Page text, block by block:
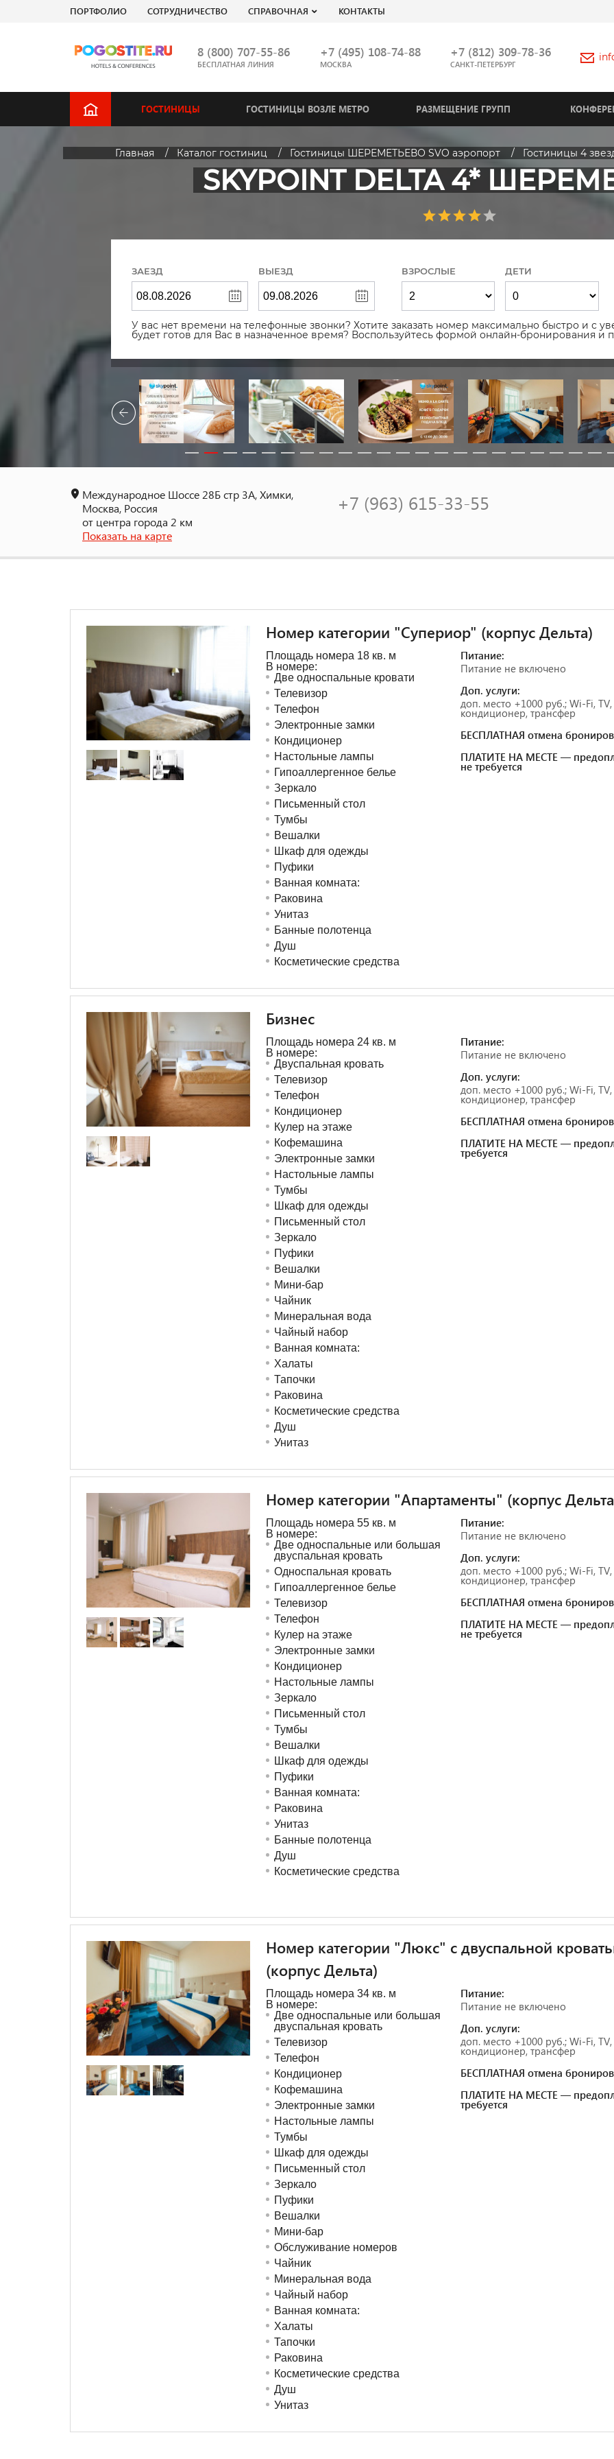
ПОРТФОЛИО СОТРУДНИЧЕСТВО СПРАВОЧНАЯ КОНТАКТЫ
8 (800) 707-55-86
БЕСПЛАТНАЯ ЛИНИЯ
+7 (495) 108-74-88
МОСКВА
+7 (812) 309-78-36
САНКТ-ПЕТЕРБУРГ
ГОСТИНИЦЫ ГОСТИНИЦЫ ВОЗЛЕ МЕТРО РАЗМЕЩЕНИЕ ГРУПП
Главная Каталог гостиниц Гостиницы ШЕРЕМЕТЬЕВО SVO аэропорт Гостиницы 4
SKYPOINT DELTA 4*
ЗАЕЗД ВЫЕЗД ВЗРОСЛЫЕ ДЕТИ
У вас нет времени на телефонные звонки? Хотите заказать номер максимально быстро и с
будет готов для Вас в назначенное время? Воспользуйтесь формой онлайн-бронирования и
Международное Шоссе 28Б стр 3А, Химки,
Москва, Россия
от центра города 2 км
Показать на карте
+7 (963) 615-33-55
Номер категории "Супериор" (корпус Дельта)
Площадь номера 18 кв. м
В номере:
Две односпальные кровати
Телевизор
Телефон
Электронные замки
Кондиционер
Настольные лампы
Гипоаллергенное белье
Зеркало
Письменный стол
Тумбы
Вешалки
Шкаф для одежды
Пуфики
Ванная комната:
Раковина
Унитаз
Банные полотенца
Душ
Косметические средства
Питание:
Питание не включено
Доп. услуги:
доп. место +1000 руб.; Wi-Fi, TV,
кондиционер, трансфер
БЕСПЛАТНАЯ отмена
ПЛАТИТЕ НА МЕСТЕ —
не требуется
Бизнес
Площадь номера 24 кв. м
В номере:
Двуспальная кровать
Телевизор
Телефон
Кондиционер
Кулер на этаже
Кофемашина
Электронные замки
Настольные лампы
Тумбы
Шкаф для одежды
Письменный стол
Зеркало
Пуфики
Вешалки
Мини-бар
Чайник
Минеральная вода
Чайный набор
Ванная комната:
Халаты
Тапочки
Раковина
Косметические средства
Душ
Унитаз
Питание:
Питание не включено
Доп. услуги:
доп. место +1000 руб.; Wi-Fi, TV,
кондиционер, трансфер
БЕСПЛАТНАЯ отмена
ПЛАТИТЕ НА МЕСТЕ —
требуется
Номер категории "Апартаменты" (корпус
Площадь номера 55 кв. м
В номере:
Две односпальные или большая
двуспальная кровать
Односпальная кровать
Гипоаллергенное белье
Телевизор
Телефон
Кулер на этаже
Электронные замки
Кондиционер
Настольные лампы
Зеркало
Письменный стол
Тумбы
Вешалки
Шкаф для одежды
Пуфики
Ванная комната:
Раковина
Унитаз
Банные полотенца
Душ
Косметические средства
Питание:
Питание не включено
Доп. услуги:
доп. место +1000 руб.; Wi-Fi, TV,
кондиционер, трансфер
БЕСПЛАТНАЯ отмена
ПЛАТИТЕ НА МЕСТЕ —
не требуется
Номер категории "Люкс" с двуспальной
(корпус Дельта)
Площадь номера 34 кв. м
В номере:
Две односпальные или большая
двуспальная кровать
Телевизор
Телефон
Кондиционер
Кофемашина
Электронные замки
Настольные лампы
Тумбы
Шкаф для одежды
Письменный стол
Зеркало
Пуфики
Вешалки
Мини-бар
Обслуживание номеров
Чайник
Минеральная вода
Чайный набор
Ванная комната:
Халаты
Тапочки
Раковина
Косметические средства
Душ
Унитаз
Питание:
Питание не включено
Доп. услуги:
доп. место +1000 руб.; Wi-Fi, TV,
кондиционер, трансфер
БЕСПЛАТНАЯ отмена
ПЛАТИТЕ НА МЕСТЕ —
требуется